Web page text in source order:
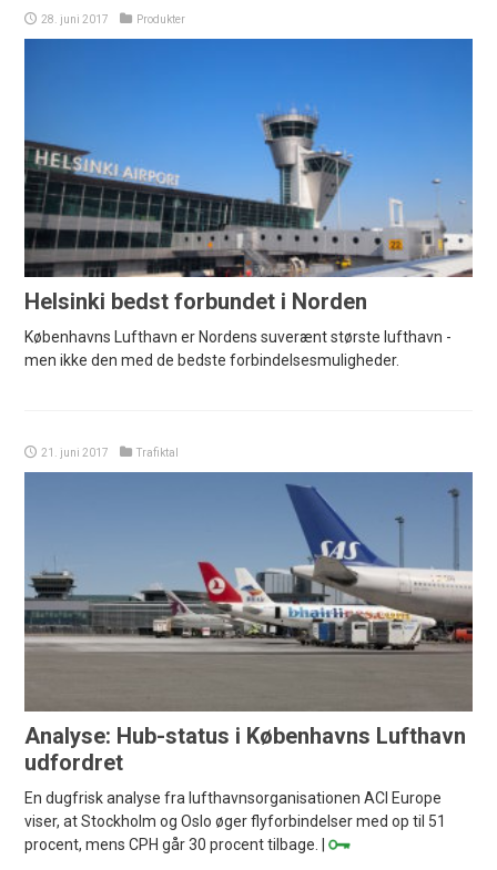
28. juni 2017 Produkter
Helsinki bedst forbundet i Norden
Københavns Lufthavn er Nordens suverænt største lufthavn -
men ikke den med de bedste forbindelsesmuligheder.
21. juni 2017 Trafiktal
Analyse: Hub-status i Københavns Lufthavn
udfordret
En dugfrisk analyse fra lufthavnsorganisationen ACI Europe
viser, at Stockholm og Oslo øger flyforbindelser med op til 51
procent, mens CPH går 30 procent tilbage. |